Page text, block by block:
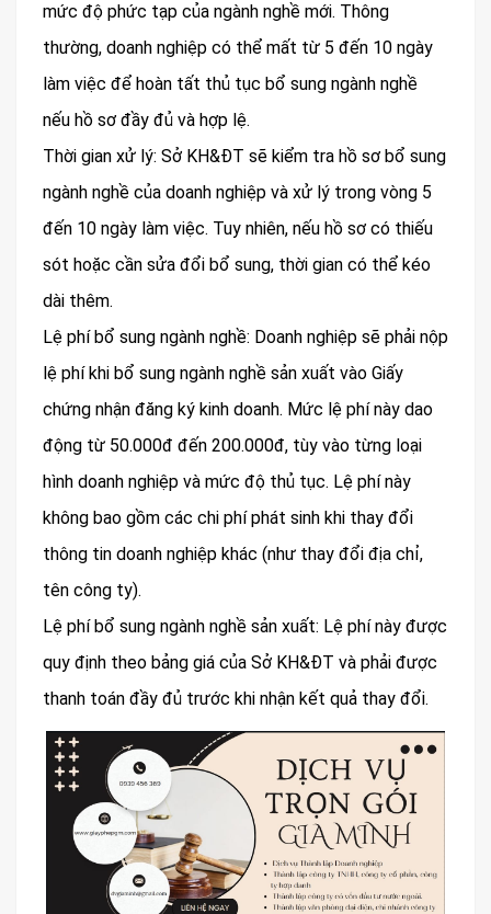
mức độ phức tạp của ngành nghề mới. Thông
thường, doanh nghiệp có thể mất từ 5 đến 10 ngày
làm việc để hoàn tất thủ tục bổ sung ngành nghề
nếu hồ sơ đầy đủ và hợp lệ.
Thời gian xử lý: Sở KH&ĐT sẽ kiểm tra hồ sơ bổ sung
ngành nghề của doanh nghiệp và xử lý trong vòng 5
đến 10 ngày làm việc. Tuy nhiên, nếu hồ sơ có thiếu
sót hoặc cần sửa đổi bổ sung, thời gian có thể kéo
dài thêm.
Lệ phí bổ sung ngành nghề: Doanh nghiệp sẽ phải nộp
lệ phí khi bổ sung ngành nghề sản xuất vào Giấy
chứng nhận đăng ký kinh doanh. Mức lệ phí này dao
động từ 50.000đ đến 200.000đ, tùy vào từng loại
hình doanh nghiệp và mức độ thủ tục. Lệ phí này
không bao gồm các chi phí phát sinh khi thay đổi
thông tin doanh nghiệp khác (như thay đổi địa chỉ,
tên công ty).
Lệ phí bổ sung ngành nghề sản xuất: Lệ phí này được
quy định theo bảng giá của Sở KH&ĐT và phải được
thanh toán đầy đủ trước khi nhận kết quả thay đổi.